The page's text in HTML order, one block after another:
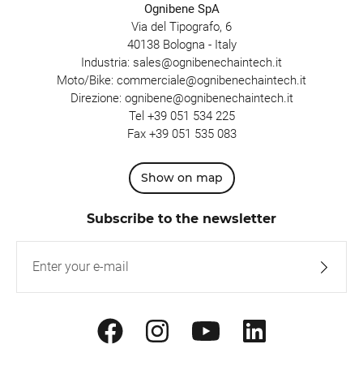
Ognibene SpA
Via del Tipografo, 6
40138 Bologna - Italy
Industria: sales@ognibenechaintech.it
Moto/Bike: commerciale@ognibenechaintech.it
Direzione: ognibene@ognibenechaintech.it
Tel +39 051 534 225
Fax +39 051 535 083
Show on map
Subscribe to the newsletter